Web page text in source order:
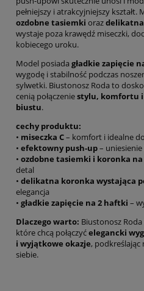
pełniejszy i atrakcyjniejszy kształt.
ozdobne tasiemki oraz
wystaje poza krawędź miseczki,
kobiecego uroku.
Model posiada gładkie zapięcie
wygodę i stabilność podczas
sylwetki. Biustonosz Roda to
cenią połączeniestylu, komfortu
biustu.
cechy produktu:
• miseczka C– komfort i idealne
• efektowny push-up–
• ozdobne tasiemki i koronka na
detal
• delikatna koronka wystająca
elegancja
• gładkie zapięcie na 2 haftki –
Dlaczego warto: Biustonosz
które chcą połączyćelegancki
i wyjątkowe okazje,
siebie.